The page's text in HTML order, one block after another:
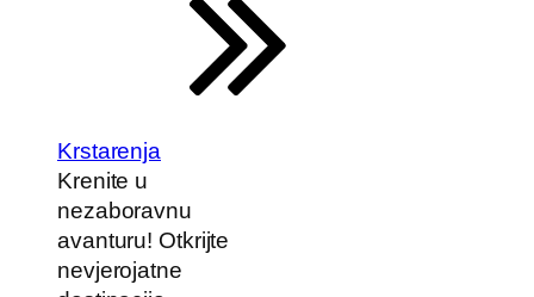
Krstarenja
Krenite u
nezaboravnu
avanturu! Otkrijte
nevjerojatne